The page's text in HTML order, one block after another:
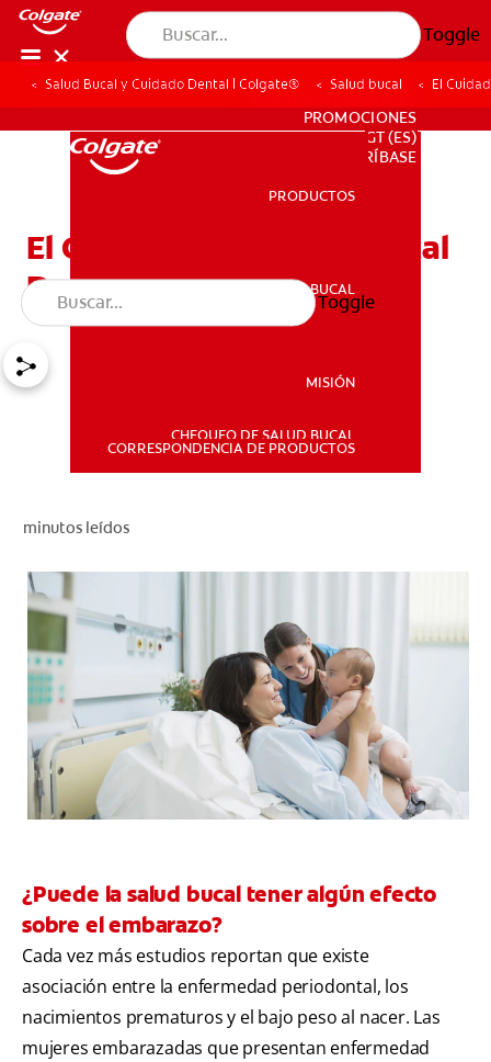
Toggle
SALUD BUCAL
PARA PROFESIONALES
PROMOCIONES
GT (ES)
SUSCRÍBASE
PARA PROFESIONALES
PROMOCIONES
GT (ES)
SUSCRÍBASE
PRODUCTOS
SALUD BUCAL
MISIÓN
CHEQUEO DE SALUD BUCAL
CORRESPONDENCIA DE PRODUCTOS
Toggle
Salud Bucal y Cuidado Dental | Colgate® Salud bucal El
El Cuidado Y La Salud Bucal
Durante El Embarazo
minutos leídos
¿Puede la salud bucal tener algún efecto
sobre el embarazo?
Cada vez más estudios reportan que existe
asociación entre la enfermedad periodontal, los
nacimientos prematuros y el bajo peso al nacer. Las
mujeres embarazadas que presentan enfermedad